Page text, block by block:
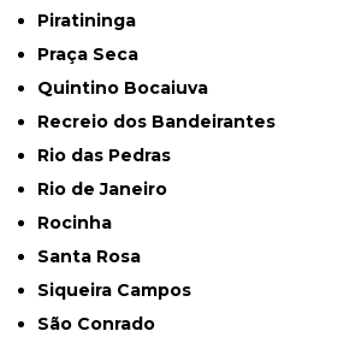
Piratininga
Praça Seca
Quintino Bocaiuva
Recreio dos Bandeirantes
Rio das Pedras
Rio de Janeiro
Rocinha
Santa Rosa
Siqueira Campos
São Conrado